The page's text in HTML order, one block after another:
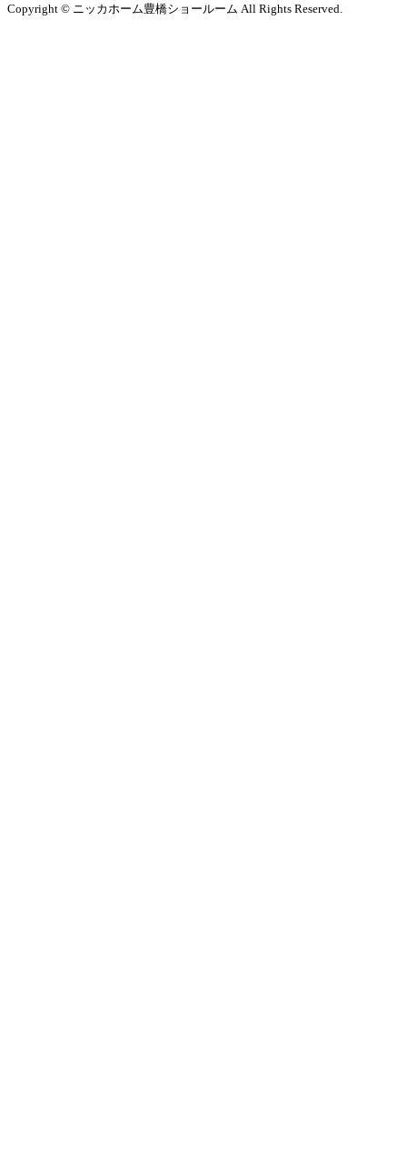
Copyright © ニッカホーム豊橋ショールーム All Rights Reserved.